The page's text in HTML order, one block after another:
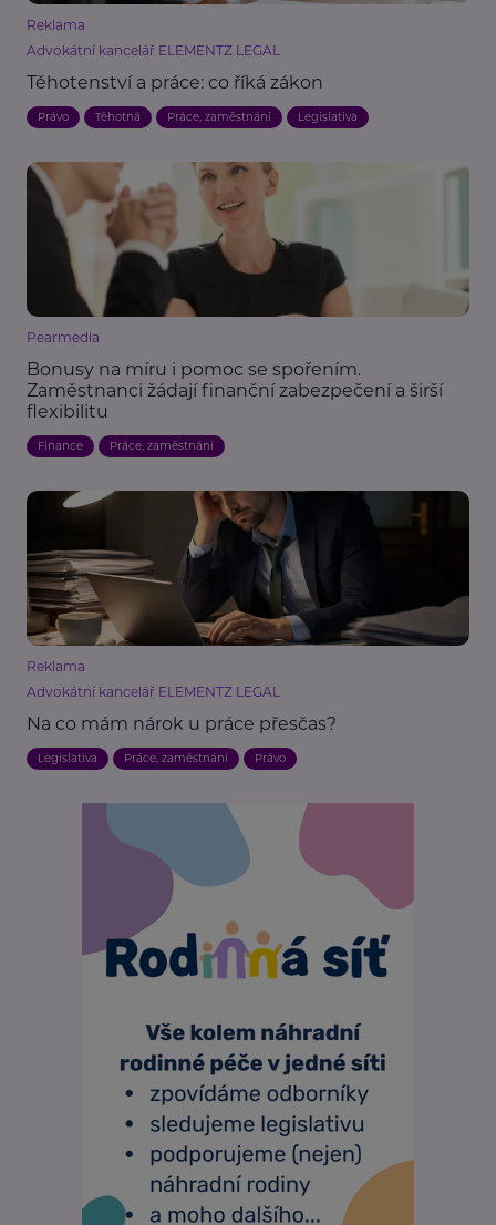
Reklama
Advokátní kancelář ELEMENTZ LEGAL
Těhotenství a práce: co říká zákon
Právo Těhotná Práce, zaměstnání Legislativa
Pearmedia
Bonusy na míru i pomoc se spořením.
Zaměstnanci žádají finanční zabezpečení a širší
flexibilitu
Finance Práce, zaměstnání
Reklama
Advokátní kancelář ELEMENTZ LEGAL
Na co mám nárok u práce přesčas?
Legislativa Práce, zaměstnání Právo